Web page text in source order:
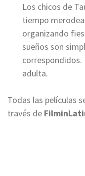
Los chicos de
tiempo
organizando
sueños son
correspondidos.
adulta.
Todas las películas
través de